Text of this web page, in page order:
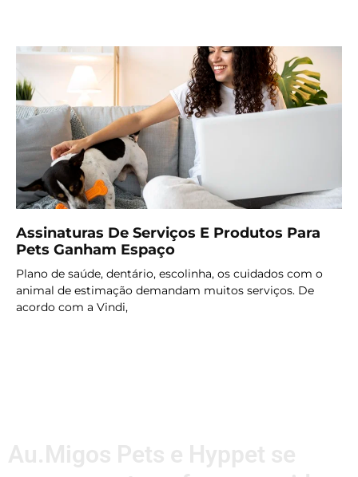
Assinaturas De Serviços E Produtos Para
Pets Ganham Espaço
Plano de saúde, dentário, escolinha, os cuidados com o
animal de estimação demandam muitos serviços. De
acordo com a Vindi,